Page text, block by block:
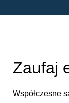
Zaufaj
Współczesne